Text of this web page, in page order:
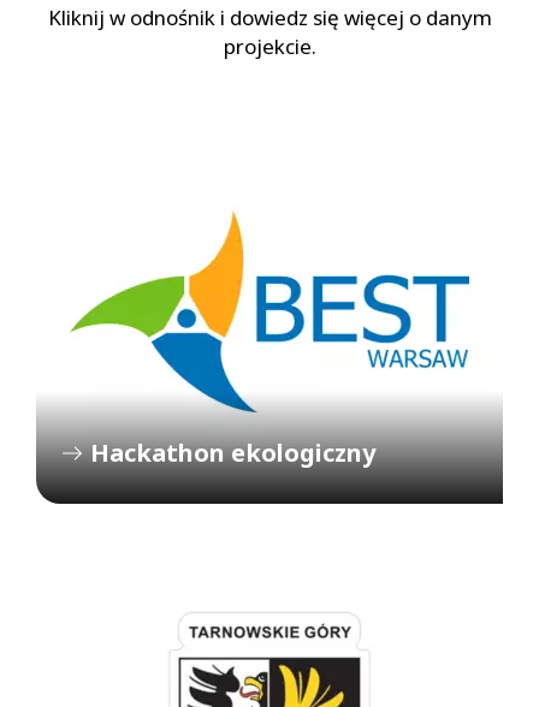
Kliknij w odnośnik i dowiedz się więcej o danym
projekcie.
Hackathon ekologiczny